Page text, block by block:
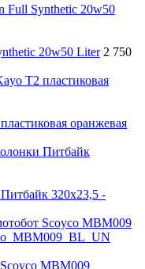
20w50 Liter 2 750
оранжевая
320x23,5 -
MBM009